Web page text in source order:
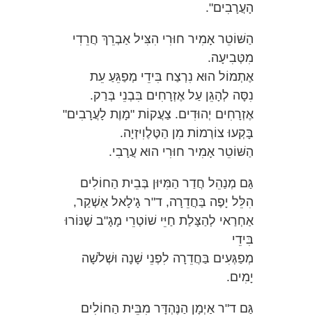
הָעֲרָבִים".
הַשּׁוֹטֵר אָמִיר חוּרִי הִצִּיל אַבְרֵךְ חֲרֵדִי
מִטְּבִיעָה.
אֶתְמוֹל הוּא נִרְצַח בִּידֵי מְפַגֵּעַ עֵת
נִסָּה לְהָגֵן עַל אֶזְרָחִים בִּבְנֵי בְּרַק.
אֶזְרָחִים יְהוּדִים. צַעֲקוֹת "מָוֶת לָעֲרָבִים"
בָּקְעוּ צוֹרְמוֹת מִן הַטֶּלֶוִיזְיָה.
הַשּׁוֹטֵר אָמִיר חוּרִי הוּא עֲרָבִי.
גַּם מְנַהֵל חֲדַר הַמִּיּוּן בְּבֵית הַחוֹלִים
הִלֵּל יָפֶה בַּחֲדֵרָה, ד"ר גָ'לָאל אַשְׁקַר,
אַחְרַאי לְהַצָּלַת חַיֵּי שׁוֹטְרֵי מָגָ"ב שֶׁנּוֹרוּ
בִּידֵי
מְפַגְּעִים בַּחֲדֵרָה לִפְנֵי שָׁנָה וּשְׁלֹשָׁה
יָמִים.
גַּם ד"ר אַיְמָן הַנֶּהְדָּר מִבֵּית הַחוֹלִים